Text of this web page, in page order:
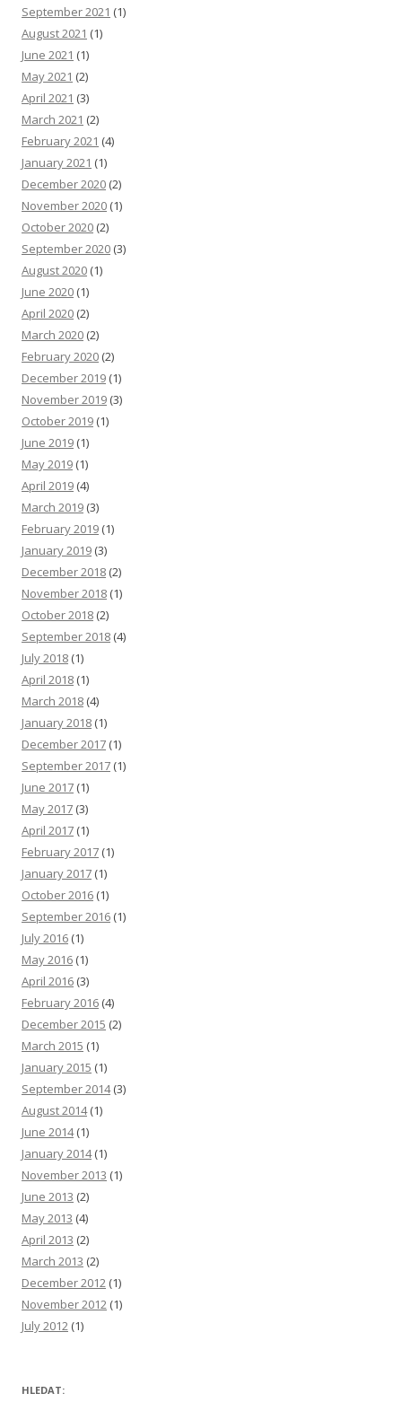
September 2021 (1)
August 2021 (1)
June 2021 (1)
May 2021 (2)
April 2021 (3)
March 2021 (2)
February 2021 (4)
January 2021 (1)
December 2020 (2)
November 2020 (1)
October 2020 (2)
September 2020 (3)
August 2020 (1)
June 2020 (1)
April 2020 (2)
March 2020 (2)
February 2020 (2)
December 2019 (1)
November 2019 (3)
October 2019 (1)
June 2019 (1)
May 2019 (1)
April 2019 (4)
March 2019 (3)
February 2019 (1)
January 2019 (3)
December 2018 (2)
November 2018 (1)
October 2018 (2)
September 2018 (4)
July 2018 (1)
April 2018 (1)
March 2018 (4)
January 2018 (1)
December 2017 (1)
September 2017 (1)
June 2017 (1)
May 2017 (3)
April 2017 (1)
February 2017 (1)
January 2017 (1)
October 2016 (1)
September 2016 (1)
July 2016 (1)
May 2016 (1)
April 2016 (3)
February 2016 (4)
December 2015 (2)
March 2015 (1)
January 2015 (1)
September 2014(3)
August 2014(1)
June 2014(1)
January 2014(1)
November 2013 (1)
June 2013 (2)
May 2013 (4)
April 2013 (2)
March 2013 (2)
December 2012 (1)
November 2012 (1)
July 2012 (1)
HLEDAT: